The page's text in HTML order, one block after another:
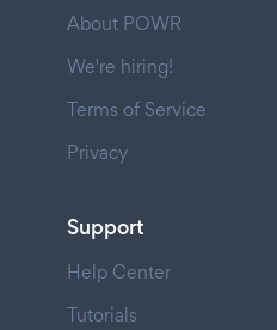
About POWR
We're hiring!
Terms of Service
Privacy
Support
Help Center
Tutorials